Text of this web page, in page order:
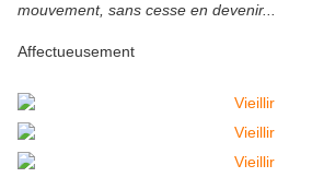
mouvement, sans cesse en devenir...
Affectueusement